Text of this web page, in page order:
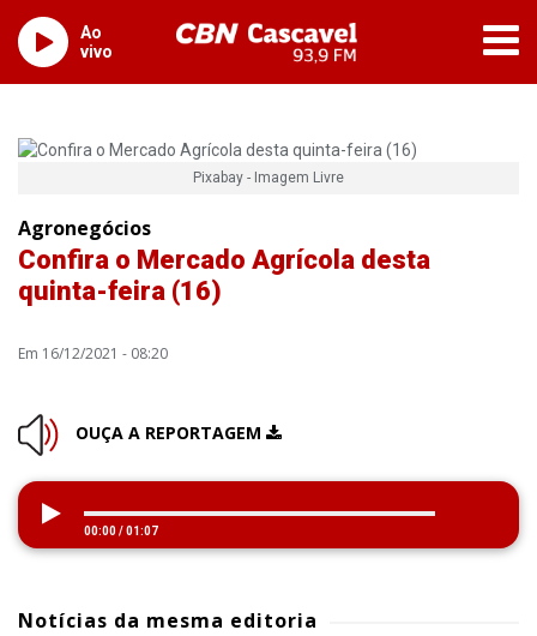
Ao
vivo
Pixabay - Imagem Livre
Agronegócios
Confira o Mercado Agrícola desta
quinta-feira (16)
Em 16/12/2021 - 08:20
OUÇA A REPORTAGEM
00:00/01:07
Notícias da mesma editoria